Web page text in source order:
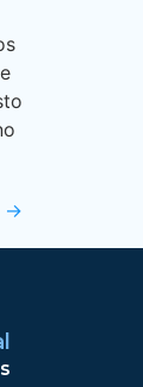
→